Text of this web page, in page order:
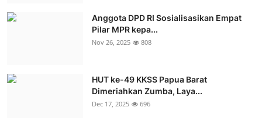
Anggota DPD RI Sosialisasikan Empat
Pilar MPR kepa...
Nov 26, 2025 808
HUT ke-49 KKSS Papua Barat
Dimeriahkan Zumba, Laya...
Dec 17, 2025 696